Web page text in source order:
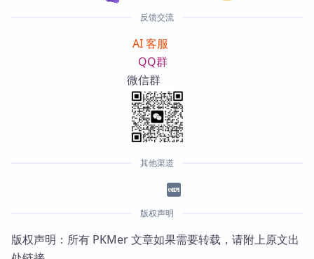
反馈交流
AI 客服
QQ群
微信群
其他渠道
版权声明
版权声明：所有 PKMer 文章如果需要转载，请附上原文出